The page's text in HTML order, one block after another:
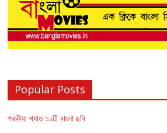
Popular Posts
পরকীয়া খ্যাত ১১টি বাংলা ছবি